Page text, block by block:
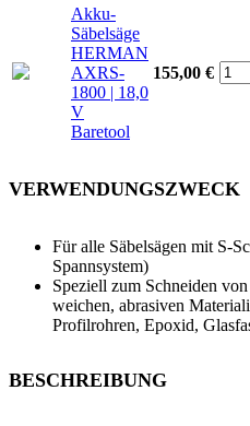
Akku-
Säbelsäge
HERMAN
AXRS-
1800 | 18,0
V
Baretool
155,00 €
VERWENDUNGSZWECK
Für alle Säbelsägen mit S-
Spannsystem)
Speziell zum Schneiden
weichen, abrasiven
Profilrohren, Epoxid,
BESCHREIBUNG